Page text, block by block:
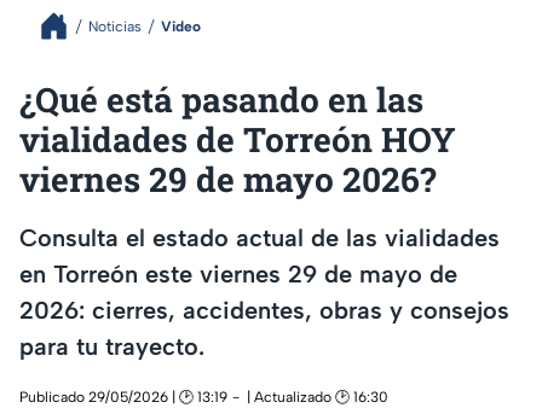
Noticias Video
¿Qué está pasando en las
vialidades de Torreón HOY
viernes 29 de mayo 2026?
Consulta el estado actual de las vialidades
en Torreón este viernes 29 de mayo de
2026: cierres, accidentes, obras y consejos
para tu trayecto.
Publicado 29/05/2026 | 🕑 13:19
| Actualizado 🕑 16:30